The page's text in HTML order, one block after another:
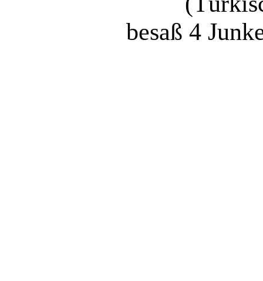
besaß 4